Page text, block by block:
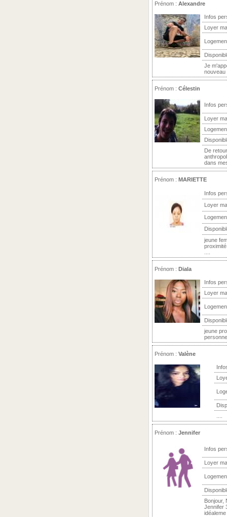
Prénom : Alexandre
Infos
Loyer
Je
nouveau
Prénom : Célestin
Infos
Loyer
De
dans
Prénom : MARIETTE
Infos
Loyer
jeune
Prénom : Diala
Infos
Loyer
jeune
Prénom : Valène
Prénom : Jennifer
Infos
Loyer
Bonjour,
Jennifer
idéaleme